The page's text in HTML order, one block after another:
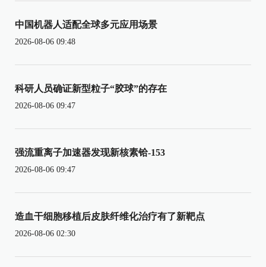
中国机器人适配全球多元应用场景
2026-08-06 09:48
科研人员确证新型粒子“胶球”的存在
2026-08-06 09:47
强流重离子加速器发现新核素铪-153
2026-08-06 09:47
造血干细胞移植后皮肤纤维化治疗有了新靶点
2026-08-06 02:30